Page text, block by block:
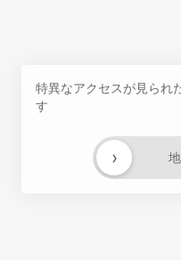
特異なアクセスが見られ
す
›